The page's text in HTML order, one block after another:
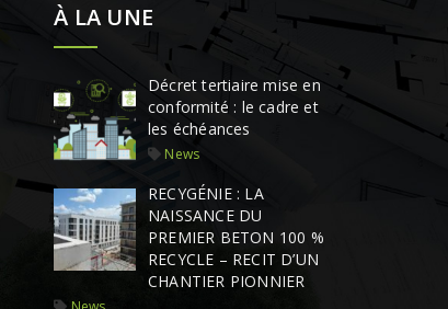
À LA UNE
Décret tertiaire mise en
conformité : le cadre et
les échéances
News
RECYGÉNIE : LA
NAISSANCE DU
PREMIER BETON 100 %
RECYCLE – RECIT D’UN
CHANTIER PIONNIER